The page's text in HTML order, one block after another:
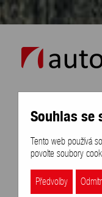
auto chládek
Naše
Aditiva
Autobaterie
Souhlas se
Tento web používá
povolte soubory
Předvolby